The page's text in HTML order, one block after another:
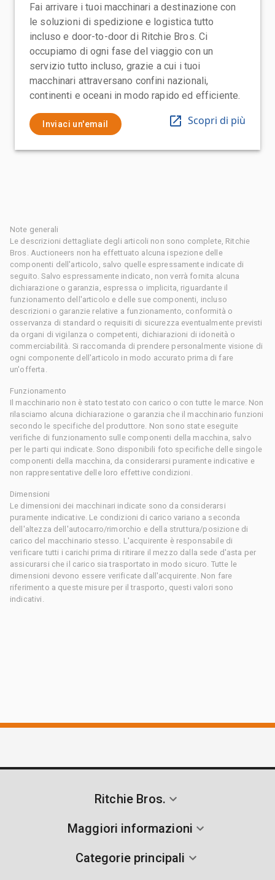
Fai arrivare i tuoi macchinari a destinazione con
le soluzioni di spedizione e logistica tutto
incluso e door-to-door di Ritchie Bros. Ci
occupiamo di ogni fase del viaggio con un
servizio tutto incluso, grazie a cui i tuoi
macchinari attraversano confini nazionali,
continenti e oceani in modo rapido ed efficiente.
Inviaci un'email Scopri di più
Note generali
Le descrizioni dettagliate degli articoli non sono complete, Ritchie
Bros. Auctioneers non ha effettuato alcuna ispezione delle
componenti dell'articolo, salvo quelle espressamente indicate di
seguito. Salvo espressamente indicato, non verrà fornita alcuna
dichiarazione o garanzia, espressa o implicita, riguardante il
funzionamento dell'articolo e delle sue componenti, incluso
descrizioni o garanzie relative a funzionamento, conformità o
osservanza di standard o requisiti di sicurezza eventualmente previsti
da organi di vigilanza o competenti, dichiarazioni di idoneità o
commerciabilità. Si raccomanda di prendere personalmente visione di
ogni componente dell'articolo in modo accurato prima di fare
un'offerta.
Funzionamento
Il macchinario non è stato testato con carico o con tutte le marce. Non
rilasciamo alcuna dichiarazione o garanzia che il macchinario funzioni
secondo le specifiche del produttore. Non sono state eseguite
verifiche di funzionamento sulle componenti della macchina, salvo
per le parti qui indicate. Sono disponibili foto specifiche delle singole
componenti della macchina, da considerarsi puramente indicative e
non rappresentative delle loro effettive condizioni.
Dimensioni
Le dimensioni dei macchinari indicate sono da considerarsi
puramente indicative. Le condizioni di carico variano a seconda
dell'altezza dell'autocarro/rimorchio e della struttura/posizione di
carico del macchinario stesso. L'acquirente è responsabile di
verificare tutti i carichi prima di ritirare il mezzo dalla sede d'asta per
assicurarsi che il carico sia trasportato in modo sicuro. Tutte le
dimensioni devono essere verificate dall'acquirente. Non fare
riferimento a queste misure per il trasporto, questi valori sono
indicativi.
Ritchie Bros.
Maggiori informazioni
Categorie principali